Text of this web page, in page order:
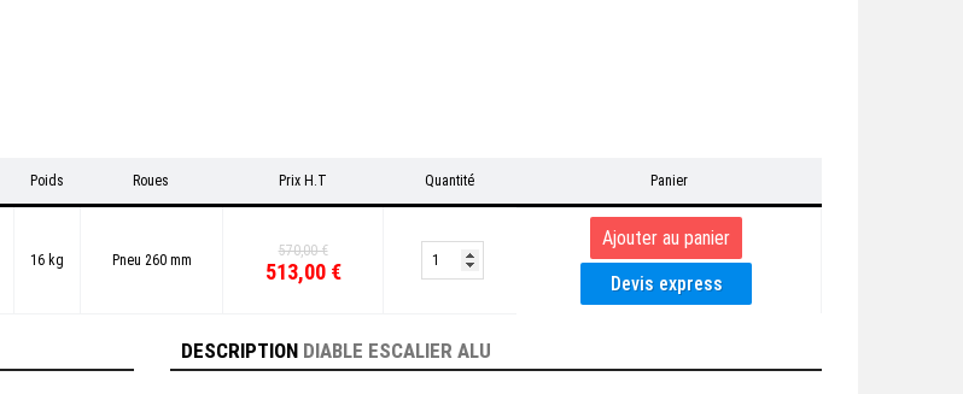
Poids Roues Prix H.T Quantité Panier
16 kg Pneu 260 mm
570,00 €
513,00 €
DESCRIPTION DIABLE ESCALIER ALU